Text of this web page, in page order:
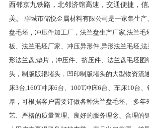
西邻京九铁路，北邻济馆高速，交通便捷，
美。
聊城市储悦金属材料有限公司是一家集生
盘毛坯，冲压件加工厂，法兰盘生产厂家,法兰毛
板、法兰毛坯厂家、冲压异形件,异形法兰毛坯,
形法兰盘,垫片，冲压件、挤压件、法兰盘毛坯图
头，制版版辊堵头，凹印制版堵头的大型物资流
床3台,160T冲床6台、100T冲床6台、车床10台
厚，可根据客户需要订做各种法兰盘毛坯。 多年
艺、严格的质量管理、良好的服务理念、合理的